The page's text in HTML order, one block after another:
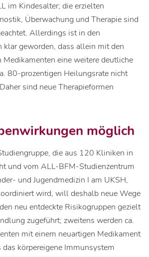
im Kindesalter; die erzielten
Überwachung und Therapie sind
Allerdings ist in den
klar geworden, dass allein mit den
Medikamenten eine weitere deutliche
80-prozentigen Heilungsrate nicht
sind neue Therapieformen
möglich
die aus 120 Kliniken in
und vom ALL-BFM-Studienzentrum
und Jugendmedizin I am UKSH,
wird, will deshalb neue Wege
neu entdeckte Risikogruppen gezielt
zugeführt; zweitens werden ca.
mit einem neuartigen Medikament
körpereigene Immunsystem